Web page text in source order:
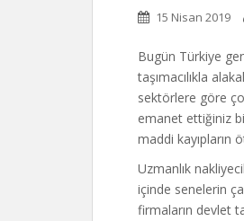
15 Nisan 2019
Bugün Türkiye
taşımacılıkla
sektörlere göre
emanet ettiğiniz
maddi kayıpların
Uzmanlık
içinde senelerin
firmaların devlet